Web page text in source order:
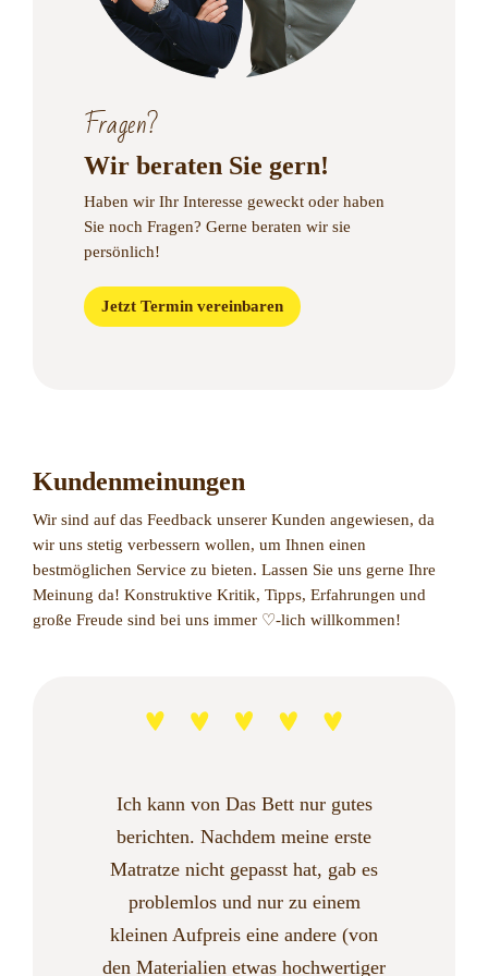
Fragen?
Wir beraten Sie gern!
Haben wir Ihr Interesse geweckt oder haben
Sie noch Fragen? Gerne beraten wir sie
persönlich!
Jetzt Termin vereinbaren
Kundenmeinungen
Wir sind auf das Feedback unserer Kunden angewiesen, da
wir uns stetig verbessern wollen, um Ihnen einen
bestmöglichen Service zu bieten. Lassen Sie uns gerne Ihre
Meinung da! Konstruktive Kritik, Tipps, Erfahrungen und
große Freude sind bei uns immer ♡-lich willkommen!
Ich kann von Das Bett nur gutes
berichten. Nachdem meine erste
Matratze nicht gepasst hat, gab es
problemlos und nur zu einem
kleinen Aufpreis eine andere (von
den Materialien etwas hochwertiger
Wir waren vor 2 Wochen in der
Wellness Salzgrotte, die sich im
unteren Bereich des Geschäftes „Das
Bett" befindet. Die Grotte ist
räumlich schön gestaltet und hat
einen guten Salzgehalt in der Luft.
Ein Fachgeschäft für Betten mit
kompetenter und sehr freundlicher
Beratung. Klein und fein.
Besonderes zusätzliches Highlight
ist die Salzgrotte die ich gerne
weiter empfehlen kann und auch
Gut Beraten – dann wohl auch eine
gute Nacht :-)
Was soll man sagen – ein Lob an das
Unternehmen und die Menschen, die
dort arbeiten. In einem Bett sollte
Wir sind begeistert!! Mit einem
Neugeborenen ist es gerade aktuell
sehr schwierig mal eben ein neues
Bett kaufen zu gehen. Da unser
knarrendes Gestell jedoch nicht
mehr auszuhalten war, haben wir
Sehr toller Service! Ich wollte erst
ein Bett online kaufen, habe mich
dann aber für eine Beratung im
Fachgeschäft entschieden. Die
Beratung war sehr individuell und
ich hatte das Gefühl verstanden zu